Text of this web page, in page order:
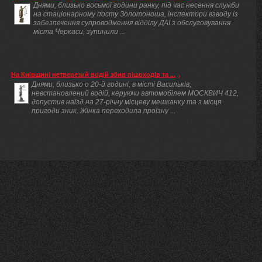
Днями, близько восьмої години ранку, під час несення служби
на стаціонарному посту Золотоноша, інспектори взводу із
забезпечення супроводження відділу ДАІ з обслуговування
міста Черкаси, зупинили ...
На Київщині нетверезий водій збив пішоходів та ...
Днями, близько о 20-й годині, в місті Васильків,
невстановлений водій, керуючи автомобілем МОСКВИЧ 412,
допустив наїзд на 27-річну місцеву мешканку та з місця
пригоди зник. Жінка переходила проїзну ...